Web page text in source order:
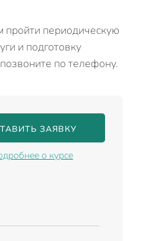
пройти периодическую
и подготовку
по телефону.
ЗАЯВКУ
о курсе